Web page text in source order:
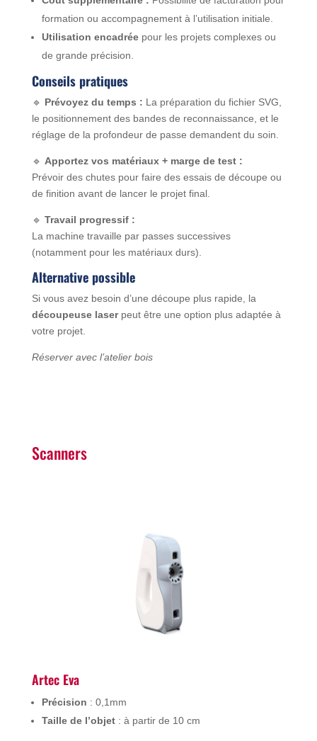
formation ou accompagnement à l’utilisation initiale.
Utilisation encadréepour les projets complexes ou
de grande précision.
Conseils pratiques
🔹 Prévoyez du temps : La préparation du fichier SVG,
le positionnement des bandes de reconnaissance, et le
réglage de la profondeur de passe demandent du soin.
🔹 Apportez vos matériaux + marge de test :
Prévoir des chutes pour faire des essais de découpe ou
de finition avant de lancer le projet final.
🔹 Travail progressif :
La machine travaille par passes successives
(notamment pour les matériaux durs).
Alternative possible
Si vous avez besoin d’une découpe plus rapide, la
découpeuse laserpeut être une option plus adaptée à
votre projet.
Réserver avec l’atelier bois
Scanners
Artec Eva
Précision : 0,1mm
Taille de l’objet: à partir de 10 cm